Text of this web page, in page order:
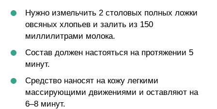
Нужно измельчить 2 столовых полных ложки
овсяных хлопьев и залить из 150
миллилитрами молока.
Состав должен настояться на протяжении 5
минут.
Средство наносят на кожу легкими
массирующими движениями и оставляют на
6–8 минут.